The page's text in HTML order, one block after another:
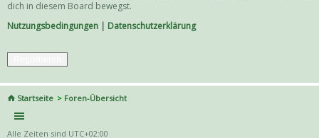
dich in diesem Board bewegst.
Nutzungsbedingungen | Datenschutzerklärung
Startseite Foren-Übersicht
Alle Zeiten sind UTC+02:00